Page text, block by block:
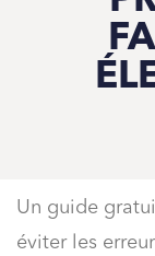
Un guide
éviter les